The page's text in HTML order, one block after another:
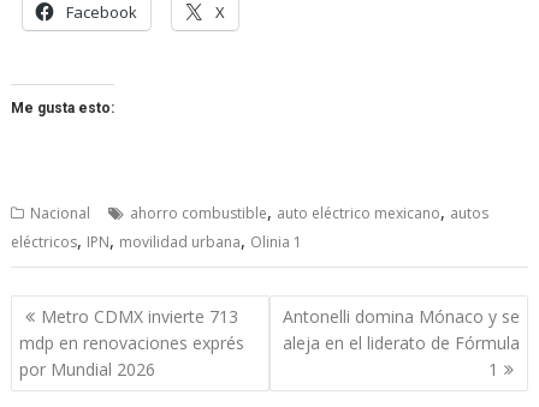
Facebook X
Me gusta esto:
Nacional ahorro combustible, auto eléctrico mexicano, autos
eléctricos, IPN, movilidad urbana, Olinia 1
Navegación
de
entradas
Metro CDMX invierte 713
mdp en renovaciones exprés
por Mundial 2026
Antonelli domina Mónaco y se
aleja en el liderato de Fórmula
1